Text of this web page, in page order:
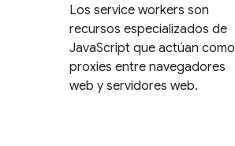
Los service workers son
recursos especializados de
JavaScript que actúan como
proxies entre navegadores
web y servidores web.